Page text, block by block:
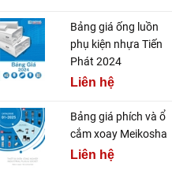
Bảng giá ống luồn
phụ kiện nhựa Tiến
Phát 2024
Liên hệ
Bảng giá phích và ổ
cắm xoay Meikosha
Liên hệ